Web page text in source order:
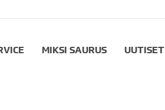
MIKSI SAURUS UUTISET